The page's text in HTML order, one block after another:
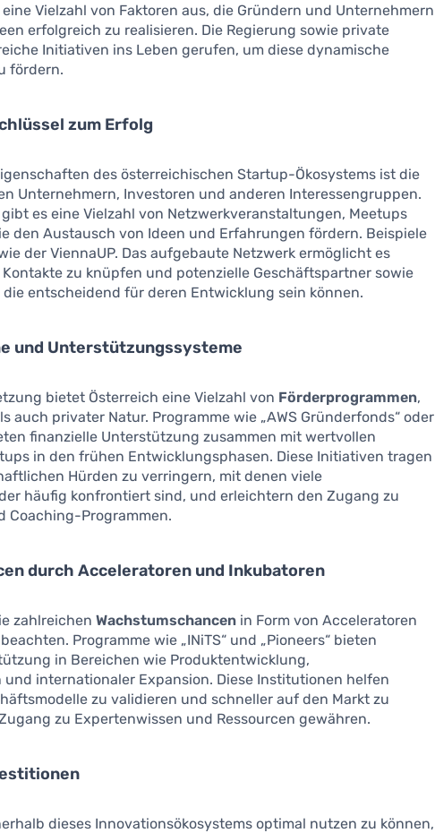
Vielzahl von Faktoren aus, die Gründern und Unternehmern
erfolgreich zu realisieren. Die Regierung sowie private
Initiativen ins Leben gerufen, um diese dynamische
fördern.
zum Erfolg
des österreichischen Startup-Ökosystems ist die
Unternehmern, Investoren und anderen Interessengruppen.
es eine Vielzahl von Netzwerkveranstaltungen, Meetups
den Austausch von Ideen und Erfahrungen fördern. Beispiele
der ViennaUP. Das aufgebaute Netzwerk ermöglicht es
zu knüpfen und potenzielle Geschäftspartner sowie
entscheidend für deren Entwicklung sein können.
und Unterstützungssysteme
bietet Österreich eine Vielzahl von Förderprogrammen,
auch privater Natur. Programme wie „AWS Gründerfonds“ oder
finanzielle Unterstützung zusammen mit wertvollen
in den frühen Entwicklungsphasen. Diese Initiativen tragen
Hürden zu verringern, mit denen viele
häufig konfrontiert sind, und erleichtern den Zugang zu
Coaching-Programmen.
durch Acceleratoren und Inkubatoren
zahlreichenWachstumschancen in Form von Acceleratoren
Programme wie „INiTS“ und „Pioneers“ bieten
in Bereichen wie Produktentwicklung,
internationaler Expansion. Diese Institutionen helfen
zu validieren und schneller auf den Markt zu
zu Expertenwissen und Ressourcen gewähren.
dieses Innovationsökosystems optimal nutzen zu können,